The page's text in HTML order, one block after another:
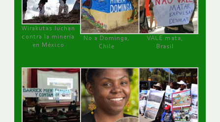
Wirakutas luchan
contra la minería
en México
No a Dominga,
Chile
VALE mata,
Brasil